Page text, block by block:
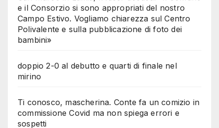
e il Consorzio si sono appropriati del nostro
Campo Estivo. Vogliamo chiarezza sul Centro
Polivalente e sulla pubblicazione di foto dei
bambini»
doppio 2-0 al debutto e quarti di finale nel
mirino
Ti conosco, mascherina. Conte fa un comizio in
commissione Covid ma non spiega errori e
sospetti